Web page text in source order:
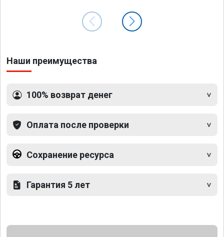
Наши преимущества
100% возврат денег
Оплата после проверки
Сохранение ресурса
Гарантия 5 лет